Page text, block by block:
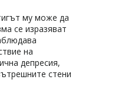
му може да
се изразяват
на
депресия,
стени